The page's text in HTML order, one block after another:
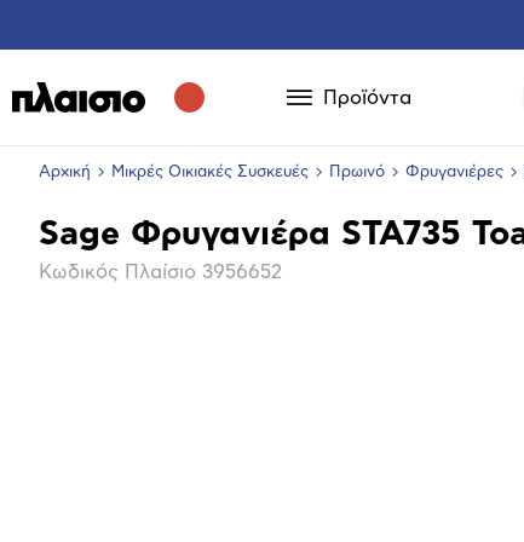
Προϊόντα
Αρχική Μικρές Οικιακές Συσκευές Πρωινό Φρυγανιέρες
Βασικά
Sage Φρυγανιέρα STA735
Κωδικός Πλαίσιο 3956652